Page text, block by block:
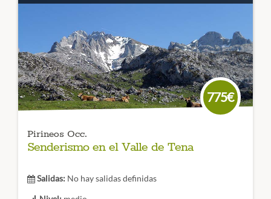
Duración: 6 díasPuro senderismo y naturaleza; no te
espectaculares hayedos de Europa y el Pirineo Navarro.
¡Ven a conocerlo con nosotros!
CÓDIGO VIAJE: 001SES
775€
Pirineos Occ.
Senderismo en el Valle de Tena
Salidas: No hay salidas definidas